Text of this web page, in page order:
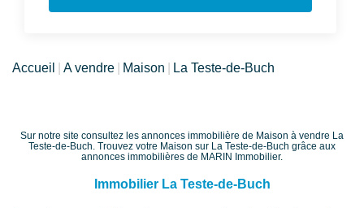
Accueil A vendre Maison La Teste-de-Buch
Sur notre site consultez les annonces immobilière de Maison à vendre La
Teste-de-Buch. Trouvez votre Maison sur La Teste-de-Buch grâce aux
annonces immobilières de MARIN Immobilier.
Immobilier La Teste-de-Buch